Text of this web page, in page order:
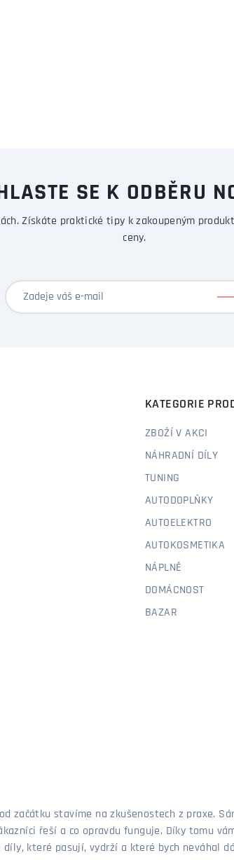
SE K ODBĚRU
Získáte praktické tipy k zakoupeným
ceny.
KATEGORIE
ZBOŽÍ V AKCI
NÁHRADNÍ DÍLY
TUNING
AUTODOPLŇKY
AUTOELEKTRO
AUTOKOSMETIKA
NÁPLNĚ
DOMÁCNOST
BAZAR
začátku stavíme na zkušenostech z praxe.
řeší a co opravdu funguje. Díky tomu
které pasují, vydrží a které bych neváhal